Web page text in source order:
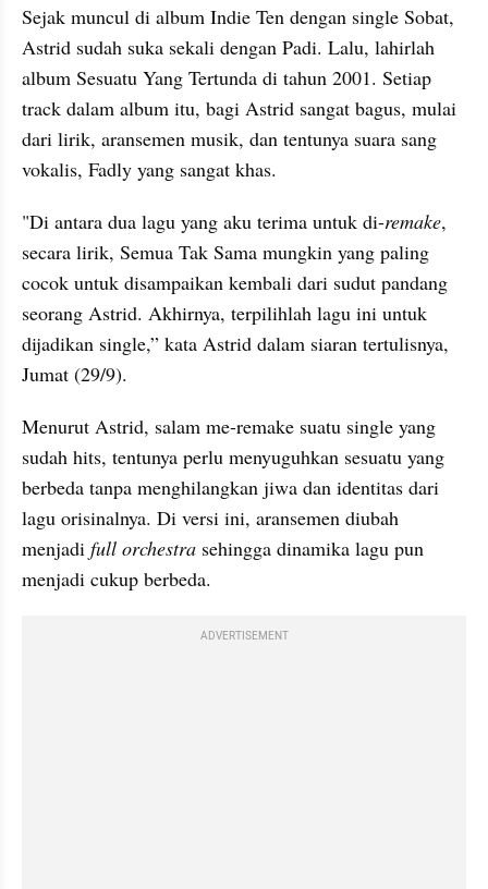
Sejak muncul di album Indie Ten dengan single Sobat,
Astrid sudah suka sekali dengan Padi. Lalu, lahirlah
album Sesuatu Yang Tertunda di tahun 2001. Setiap
track dalam album itu, bagi Astrid sangat bagus, mulai
dari lirik, aransemen musik, dan tentunya suara sang
vokalis, Fadly yang sangat khas.
"Di antara dua lagu yang aku terima untuk di-remake,
secara lirik, Semua Tak Sama mungkin yang paling
cocok untuk disampaikan kembali dari sudut pandang
seorang Astrid. Akhirnya, terpilihlah lagu ini untuk
dijadikan single,” kata Astrid dalam siaran tertulisnya,
Jumat (29/9).
Menurut Astrid, salam me-remake suatu single yang
sudah hits, tentunya perlu menyuguhkan sesuatu yang
berbeda tanpa menghilangkan jiwa dan identitas dari
lagu orisinalnya. Di versi ini, aransemen diubah
menjadi full orchestra sehingga dinamika lagu pun
menjadi cukup berbeda.
ADVERTISEMENT